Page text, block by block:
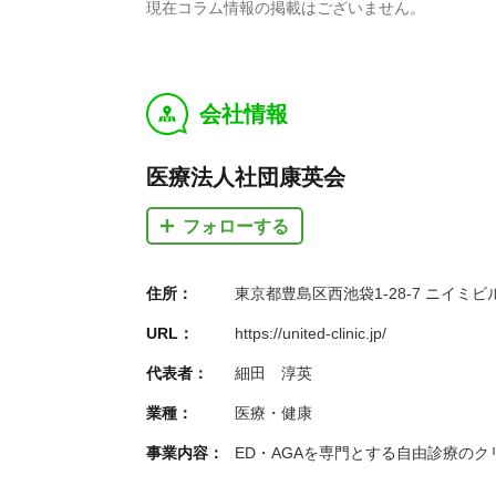
現在コラム情報の掲載はございません。
y 会社情報
医療法人社団康英会
フォローする
住所： 東京都豊島区西池袋1-28-7 ニイミビ
URL： https://united-clinic.jp/
代表者： 細田 淳英
業種： 医療・健康
事業内容： ED・AGAを専門とする自由診療のク